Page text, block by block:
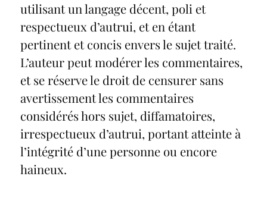
utilisant un langage décent, poli et
respectueux d’autrui, et en étant
pertinent et concis envers le sujet traité.
L’auteur peut modérer les commentaires,
et se réserve le droit de censurer sans
avertissement les commentaires
considérés hors sujet, diffamatoires,
irrespectueux d’autrui, portant atteinte à
l’intégrité d’une personne ou encore
haineux.